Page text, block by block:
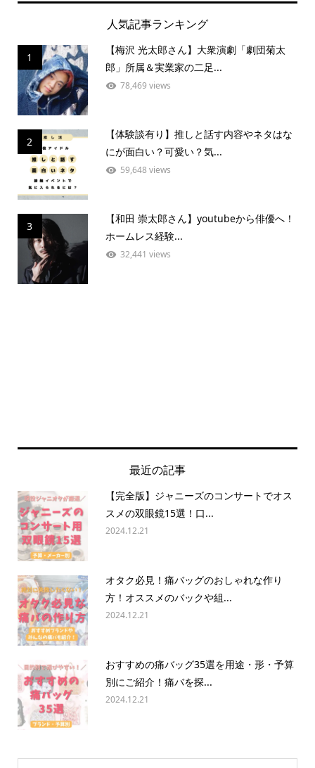
人気記事ランキング
1
【梅沢 光太郎さん】大衆演劇「劇団菊太
郎」所属＆実業家の二足...
78,469 views
2
【体験談有り】推しと話す内容やネタはな
にが面白い？可愛い？気...
59,648 views
3
【和田 崇太郎さん】youtubeから俳優へ！
ホームレス経験...
32,441 views
最近の記事
【完全版】ジャニーズのコンサートでオス
スメの双眼鏡15選！口...
2024.12.21
オタク必見！痛バッグのおしゃれな作り
方！オススメのバックや組...
2024.12.21
おすすめの痛バッグ35選を用途・形・予算
別にご紹介！痛バを探...
2024.12.21